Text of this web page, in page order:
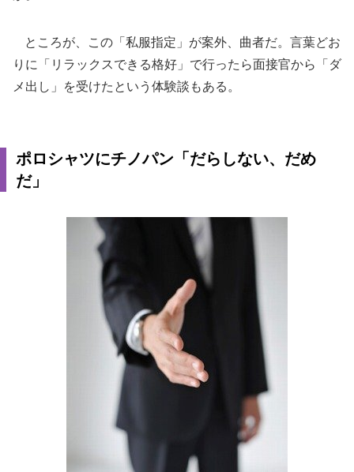
ところが、この「私服指定」が案外、曲者だ。言葉どお
りに「リラックスできる格好」で行ったら面接官から「ダ
メ出し」を受けたという体験談もある。
ポロシャツにチノパン「だらしない、だめ
だ」